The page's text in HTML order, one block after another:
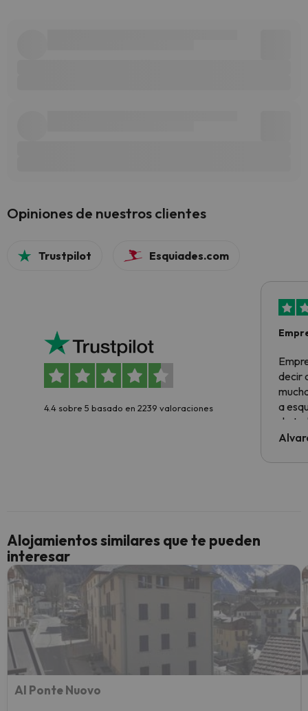
Opiniones de nuestros clientes
Trustpilot Esquiades.com
4.4 sobre 5 basado en 2239 valoraciones
decir
a
de
al
culpa
yo.
Alojamientos similares que te pueden
interesar
Al Ponte Nuovo